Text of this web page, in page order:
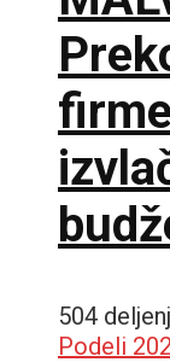
504
Podeli 202